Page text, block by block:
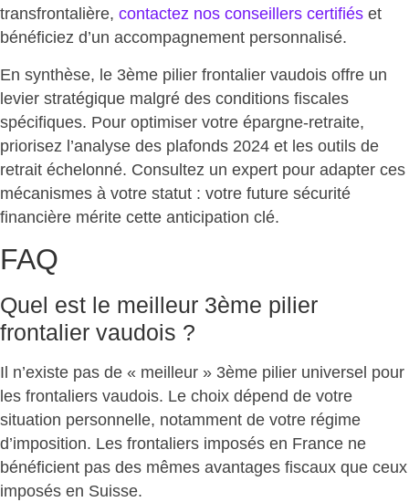
transfrontalière, contactez nos conseillers certifiés et
bénéficiez d’un accompagnement personnalisé.
En synthèse, le 3ème pilier frontalier vaudois offre un
levier stratégique malgré des conditions fiscales
spécifiques. Pour optimiser votre épargne-retraite,
priorisez l’analyse des plafonds 2024 et les outils de
retrait échelonné. Consultez un expert pour adapter ces
mécanismes à votre statut : votre future sécurité
financière mérite cette anticipation clé.
FAQ
Quel est le meilleur 3ème pilier
frontalier vaudois ?
Il n’existe pas de « meilleur » 3ème pilier universel pour
les frontaliers vaudois. Le choix dépend de votre
situation personnelle, notamment de votre régime
d’imposition. Les frontaliers imposés en France ne
bénéficient pas des mêmes avantages fiscaux que ceux
imposés en Suisse.